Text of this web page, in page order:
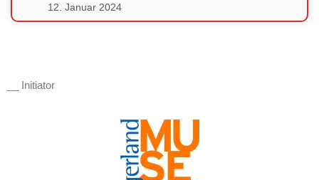
12. Januar 2024
__ Initiator